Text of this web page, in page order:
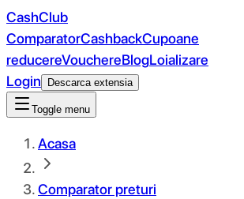
CashClub
ComparatorCashbackCupoane
reducereVouchereBlogLoializare
Login
Descarca extensia
Toggle menu
Acasa
Comparator preturi